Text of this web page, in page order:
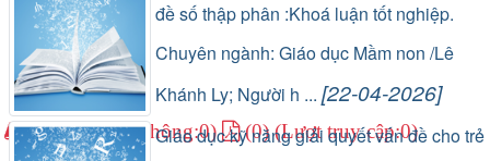
đề số thập phân :Khoá luận tốt nghiệp.
Chuyên ngành: Giáo dục Mầm non /Lê
Khánh Ly; Người h ... [22-04-2026]
(1) (Lượt lưu thông:0) (0) (Lượt truy cập:0)
Giáo dục kỹ năng giải quyết vấn đề cho trẻ